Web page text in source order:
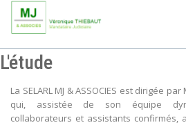
L'étude
La SELARL MJ & ASSOCIES est dirigée
qui, assistée de son équipe
collaborateurs et assistants confirmés,